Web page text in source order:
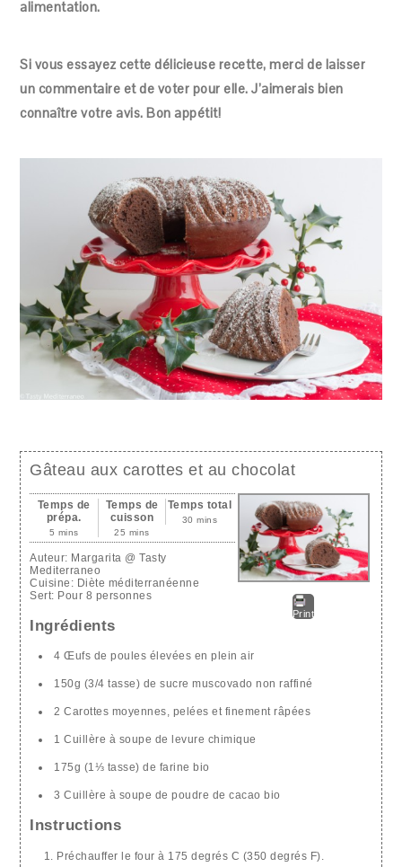
alimentation.
Si vous essayez cette délicieuse recette, merci de laisser
un commentaire et de voter pour elle. J’aimerais bien
connaître votre avis. Bon appétit!
Gâteau aux carottes et au chocolat
Print
Temps de
prépa.
5 mins
Temps de
cuisson
25 mins
Temps total
30 mins
Auteur: Margarita @ Tasty
Mediterraneo
Cuisine: Diète méditerranéenne
Sert: Pour 8 personnes
Ingrédients
4 Œufs de poules élevées en plein air
150g (3/4 tasse) de sucre muscovado non raffiné
2 Carottes moyennes, pelées et finement râpées
1 Cuillère à soupe de levure chimique
175g (1⅓ tasse) de farine bio
3 Cuillère à soupe de poudre de cacao bio
Instructions
Préchauffer le four à 175 degrés C (350 degrés F).